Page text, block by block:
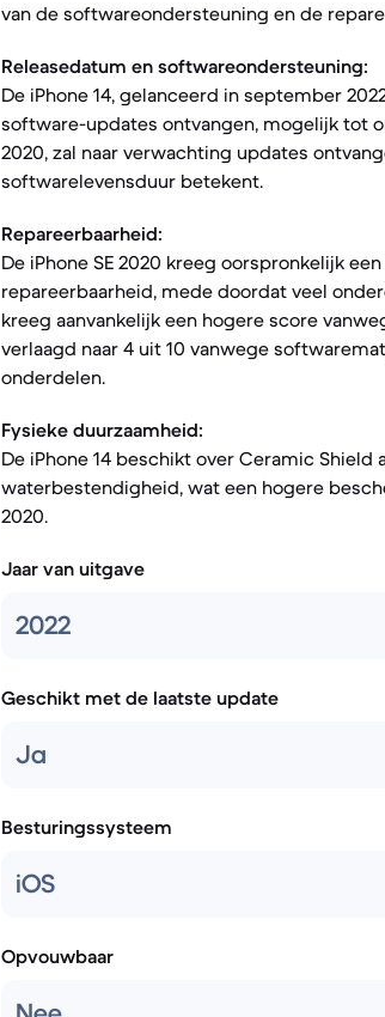
van de softwareondersteuning en de
Releasedatum en softwareondersteuning:
De iPhone 14, gelanceerd in september
software-updates ontvangen, mogelijk tot
2020, zal naar verwachting updates
softwarelevensduur betekent.
Repareerbaarheid:
De iPhone SE 2020 kreeg oorspronkelijk
repareerbaarheid, mede doordat veel
kreeg aanvankelijk een hogere score
verlaagd naar 4 uit 10 vanwege
onderdelen.
Fysieke duurzaamheid:
De iPhone 14 beschikt over Ceramic
waterbestendigheid, wat een hogere
2020.
Jaar van uitgave
2022
Geschikt met de laatste update
Ja
Besturingssysteem
iOS
Opvouwbaar